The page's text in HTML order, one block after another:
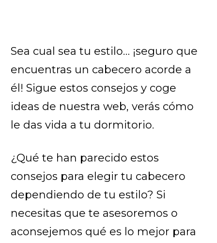
Sea cual sea tu estilo… ¡seguro que
encuentras un cabecero acorde a
él! Sigue estos consejos y coge
ideas de nuestra web, verás cómo
le das vida a tu dormitorio.
¿Qué te han parecido estos
consejos para elegir tu cabecero
dependiendo de tu estilo? Si
necesitas que te asesoremos o
aconsejemos qué es lo mejor para